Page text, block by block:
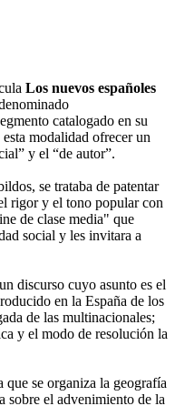
Los nuevos españoles
catalogado en su
modalidad ofrecer un
y el “de autor”.
se trataba de patentar
rigor y el tono popular con
de clase media" que
social y les invitara a
discurso cuyo asunto es el
en la España de los
de las multinacionales;
y el modo de resolución la
se organiza la geografía
sobre el advenimiento de la